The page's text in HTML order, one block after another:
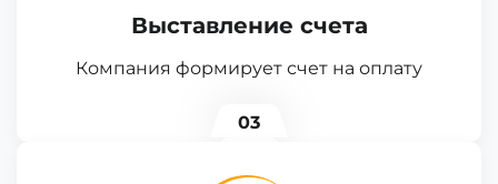
Выставление счета
Компания формирует счет на оплату
03